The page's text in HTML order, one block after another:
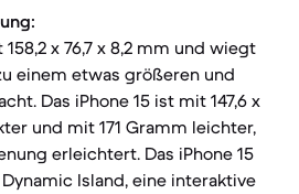
x 76,7 x 8,2 mm und wiegt
einem etwas größeren und
Das iPhone 15 ist mit 147,6 x
und mit 171 Gramm leichter,
erleichtert. Das iPhone 15
Island, eine interaktive